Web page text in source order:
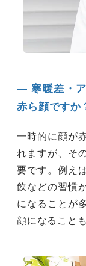
― 寒暖差・ア
赤ら顔ですか
一時的に顔が
れますが、そ
要です。例え
飲などの習慣
になることが
顔になること